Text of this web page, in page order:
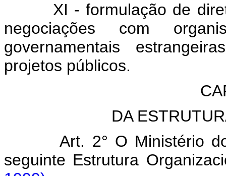
XI - formulação de
negociações com
governamentais
projetos públicos.
DA
Art. 2° O Ministério do
seguinte Estrutura